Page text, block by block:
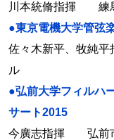
川本統脩指揮 練
●東京電機大学管弦
佐々木新平、牧純
ル
●弘前大学フィルハ
サート2015
今廣志指揮 弘前